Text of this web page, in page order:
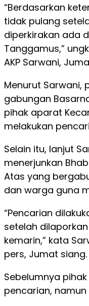
“Berdasarkan
tidak pulang
diperkirakan ada
Tanggamus,”
AKP Sarwani,
Menurut Sarwani,
gabungan
pihak aparat
melakukan
Selain itu, lanjut
menerjunkan
Atas yang
dan warga guna
“Pencarian
setelah
kemarin,” kata
pers, Jumat siang.
Sebelumnya
pencarian,